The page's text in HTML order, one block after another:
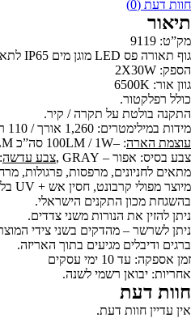
חוות דעת (0)
תיאור
מק”ט: 9119
גוף תאורה פס LED מוגן מים IP65 לתאורת פנים וחוץ.
הספק: 2X30W
גוון אור: 6500K
כולל רפלקטור.
התקנה בולטת על תקרה / קיר.
מידות במילימטרים: 1,260 אורך / 110 רוחב / 90 גובה.
עוצמת הארה: –100LM / 1W סה”כ 6,000LM.
צבע בסיס: אפור – GRAY ,
צבע עדשה
מתאים לחניונים, מרפסות, פרגולות,
מיוצר מפולי קרבונט, חסין אש + UV בלתי שביר.
בהשגחת מכון התקנים הישראלי.
ניתן להזין את הנורות משני צדדים.
ניתן לשרשר – מהדקים בשני צידי
ברגים ודיבלים מגיעים בתוך האריזה.
זמן אספקה: עד 10 ימי עסקים
אחריות: יבואן רשמי לשנה.
חוות דעת
אין עדיין חוות דעת.